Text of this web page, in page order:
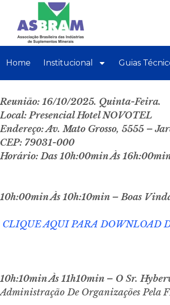
Home Institucional Guias
Reunião: 16/10/2025. Quinta-Feira.
Local: Presencial Hotel NOVOTEL
Endereço: Av. Mato Grosso, 5555 –
CEP: 79031-000
Horário: Das 10h:00min Às
10h:00min Às 10h:10min – Boas
CLIQUE AQUI PARA DOWNLOAD
10h:10min Às 11h10min – O Sr.
Administração De Organizações Pela